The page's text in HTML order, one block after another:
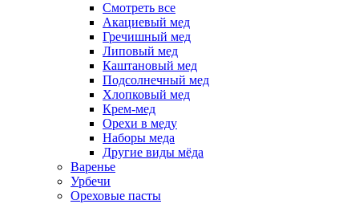
Смотреть все
Акациевый мед
Гречишный мед
Липовый мед
Каштановый мед
Подсолнечный мед
Хлопковый мед
Крем-мед
Орехи в меду
Наборы меда
Другие виды мёда
Варенье
Урбечи
Ореховые пасты